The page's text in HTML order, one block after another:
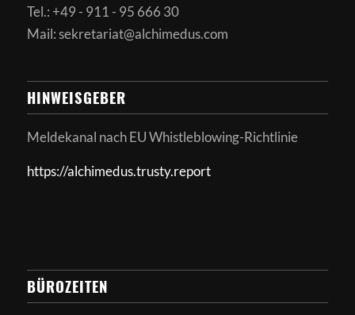
Tel.: +49 - 911 - 95 666 30
Mail: sekretariat@alchimedus.com
HINWEISGEBER
Meldekanal nachEU Whistleblowing-Richtlinie
https://alchimedus.trusty.report
BÜROZEITEN